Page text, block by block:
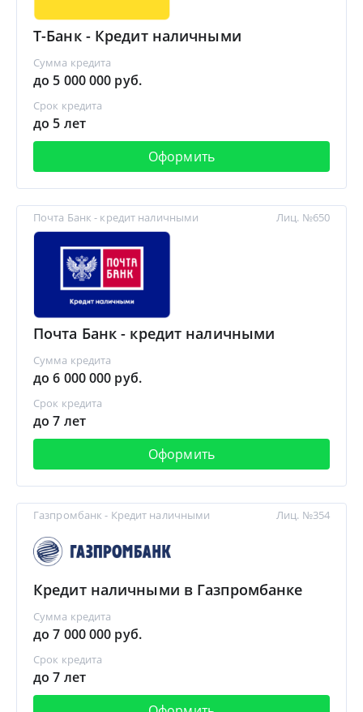
Т-Банк - Кредит наличными
Сумма кредита
до 5 000 000 руб.
Срок кредита
до 5 лет
Оформить
Почта Банк - кредит наличными
Почта Банк - кредит наличными
Сумма кредита
до 6 000 000 руб.
Срок кредита
до 7 лет
Оформить
Лиц. №650
Газпромбанк - Кредит наличными
Кредит наличными в Газпромбанке
Сумма кредита
до 7 000 000 руб.
Срок кредита
до 7 лет
Лиц. №354